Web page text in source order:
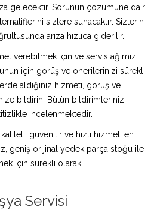
gelecektir. Sorunun çözümüne dair
sizlere sunacaktır. Sizlerin
arıza hızlıca giderilir.
verebilmek için ve servis ağımızı
için görüş ve önerilerinizi sürekli
aldığınız hizmeti, görüş ve
bildirin. Bütün bildirimleriniz
incelenmektedir.
güvenilir ve hızlı hizmeti en
geniş orijinal yedek parça stoğu ile
için sürekli olarak
Servisi